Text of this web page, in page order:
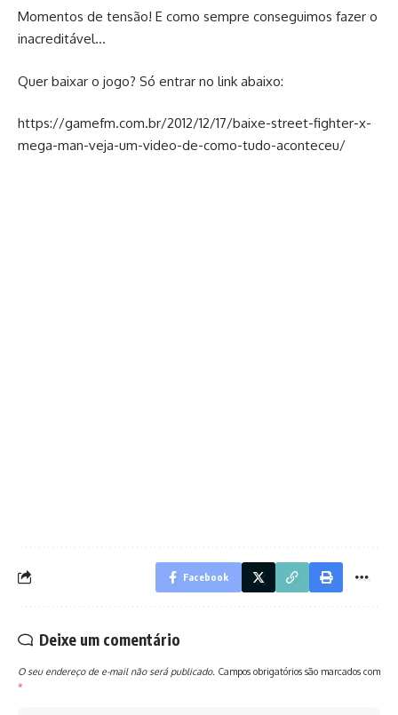
Momentos de tensão! E como sempre conseguimos fazer o
inacreditável…
Quer baixar o jogo? Só entrar no link abaixo:
https://gamefm.com.br/2012/12/17/baixe-street-fighter-x-
mega-man-veja-um-video-de-como-tudo-aconteceu/
Facebook
Deixe um comentário
O seu endereço de e-mail não será publicado. Campos obrigatórios são marcados com
*